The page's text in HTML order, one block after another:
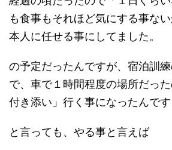
も食事もそれほど気にする事ない
本人に任せる事にしてました。
の予定だったんですが、宿泊訓
で、車で１時間程度の場所だっ
付き添い」行く事になったんです
と言っても、やる事と言えば